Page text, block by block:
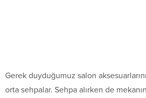
Gerek duyduğumuz salon
orta sehpalar. Sehpa alırken de